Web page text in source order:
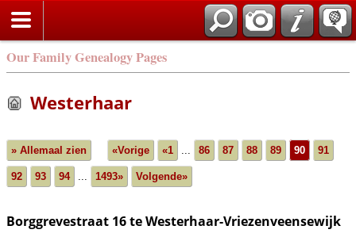
Our Family Genealogy Pages
Westerhaar
» Allemaal zien «Vorige «1 ... 86 87 88 89 90 91
92 93 94 ... 1493» Volgende»
Borggrevestraat 16 te Westerhaar-Vriezenveensewijk